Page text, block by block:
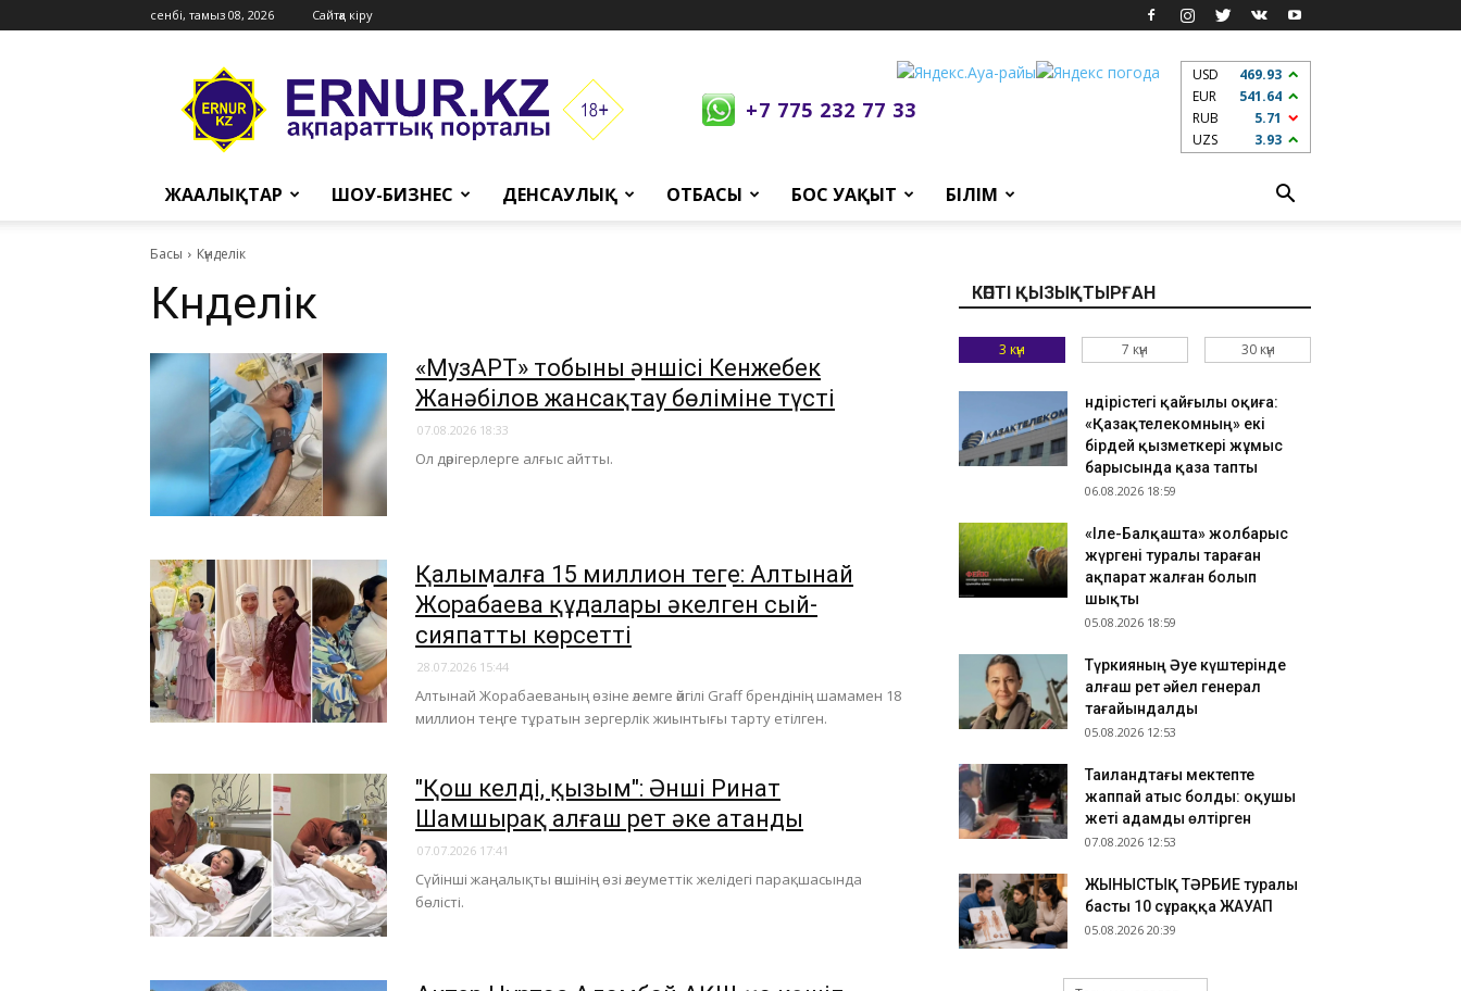
сенбі, тамыз 08, 2026 Сайтқа кіру
Ernur
Press
+7 775 232 77 33
USD
469.93
EUR
541.64
RUB
5.71
UZS
3.93
ЖАҢАЛЫҚТАР ШОУ-БИЗНЕС ДЕНСАУЛЫҚ ОТБАСЫ БОС УАҚЫТ БІЛІМ
Басы Күнделік
Күнделік
«МузАРТ» тобының әншісі Кенжебек
Жанәбілов жансақтау бөліміне түсті
07.08.2026 18:33
​Ол дәрігерлерге алғыс айтты.
Қалыңмалға 15 миллион теңге: Алтынай
Жорабаева құдалары әкелген сый-
сияпатты көрсетті
28.07.2026 15:44
Алтынай Жорабаеваның өзіне әлемге әйгілі Graff брендінің шамамен 18
миллион теңге тұратын зергерлік жиынтығы тарту етілген.
"Қош келдің, қызым": Әнші Ринат
Шамшырақ алғаш рет әке атанды
07.07.2026 17:41
Сүйінші жаңалықты әншінің өзі әлеуметтік желідегі парақшасында
бөлісті.
КӨПТІ ҚЫЗЫҚТЫРҒАН
3 күн 7 күн 30 күн
Өндірістегі қайғылы оқиға:
«Қазақтелекомның» екі
бірдей қызметкері жұмыс
барысында қаза тапты
06.08.2026 18:59
«Іле-Балқашта» жолбарыс
жүргені туралы тараған
ақпарат жалған болып
шықты
05.08.2026 18:59
Түркияның Әуе күштерінде
алғаш рет әйел генерал
тағайындалды
05.08.2026 12:53
Таиландтағы мектепте
жаппай атыс болды: оқушы
жеті адамды өлтірген
07.08.2026 12:53
ЖЫНЫСТЫҚ ТӘРБИЕ туралы
басты 10 сұраққа ЖАУАП
05.08.2026 20:39